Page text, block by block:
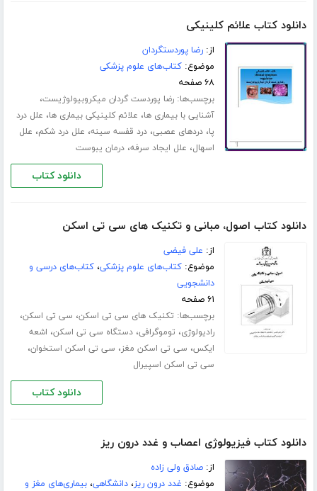
دانلود کتاب علائم کلینیکی
از:رضا پوردستگردان
موضوع:کتاب‌های علوم پزشکی
۶۸ صفحه
برچسب‌ها:رضا پوردست گردان میکروبیولوژیست،
آشنایی با بیماری ها، علائم کلینیکی بیماری ها، علل درد
پا،دردهای عصبی،درد قفسه سینه، علل درد شکم، علل
اسهال، علل ایجاد سرفه،درمان یبوست
دانلود کتاب
دانلود کتاب اصول، مبانی و تکنیک های سی تی اسکن
از: علی فیضی
موضوع:کتاب‌های علوم پزشکی،کتاب‌های درسی و
دانشجویی
۶۱ صفحه
برچسب‌ها: تکنیک های سی تی اسکن، سی تی اسکن،
رادیولوژی، توموگرافی،دستگاه سی تی اسکن، اشعه
ایکس، سی تی اسکن مغز، سی تی اسکن استخوان،
سی تی اسکن اسپیرال
دانلود کتاب
دانلود کتاب فیزیولوژی اعصاب و غدد درون ریز
از:صادق ولی زاده
موضوع: غدد درون ریز،دانشگاهی،بیماری‌های مغز و